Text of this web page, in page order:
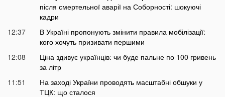
після смертельної аварії на Соборності: шокуючі
кадри
12:37
В Україні пропонують змінити правила мобілізації:
кого хочуть призивати першими
12:08
Ціна здивує українців: чи буде пальне по 100 гривень
за літр
11:51
На заході України проводять масштабні обшуки у
ТЦК: що сталося